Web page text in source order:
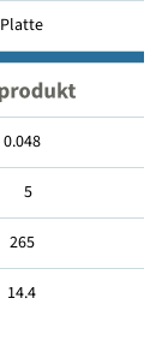
Platte
0.048
5
265
14.4